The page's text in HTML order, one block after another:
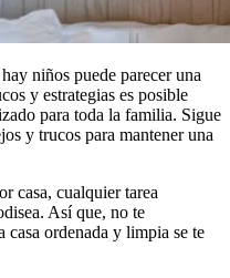
niños puede parecer una
y estrategias es posible
para toda la familia. Sigue
y trucos para mantener una
casa, cualquier tarea
Así que, no te
casa ordenada y limpia se te